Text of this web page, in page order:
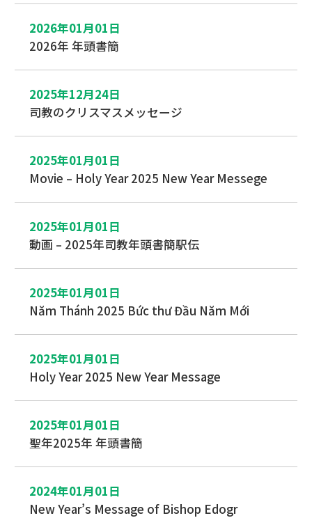
2026年01月01日
2026年 年頭書簡
2025年12月24日
司教のクリスマスメッセージ
2025年01月01日
Movie – Holy Year 2025 New Year Messege
2025年01月01日
動画 – 2025年司教年頭書簡駅伝
2025年01月01日
Năm Thánh 2025 Bức thư Đầu Năm Mới
2025年01月01日
Holy Year 2025 New Year Message
2025年01月01日
聖年2025年 年頭書簡
2024年01月01日
New Year’s Message of Bishop Edogr